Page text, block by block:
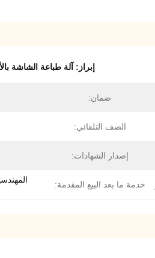
إبراز: آلة طباعة الشاشة
ضمان:
الصف التلقائي:
إصدار الشهادات:
خدمة ما بعد البيع المقدمة: